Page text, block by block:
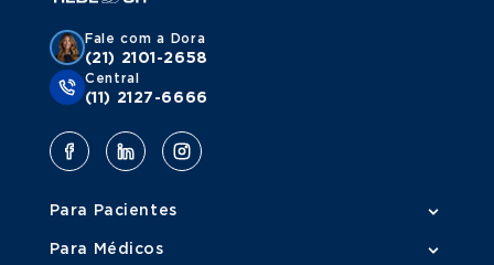
Fale com a Dora
(21) 2101-2658
Central
(11) 2127-6666
Para Pacientes
Para Médicos